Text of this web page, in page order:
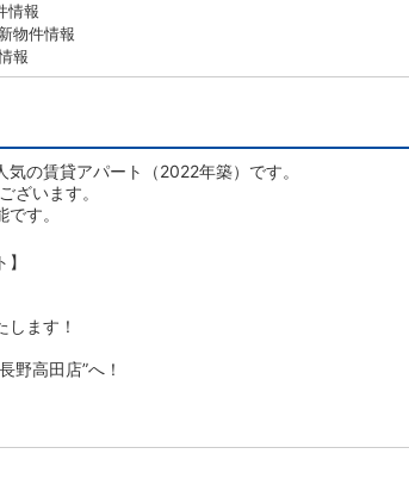
情報
物件情報
報
の賃貸アパート（2022年築）です。
ざいます。
す。
します！
野高田店”へ！